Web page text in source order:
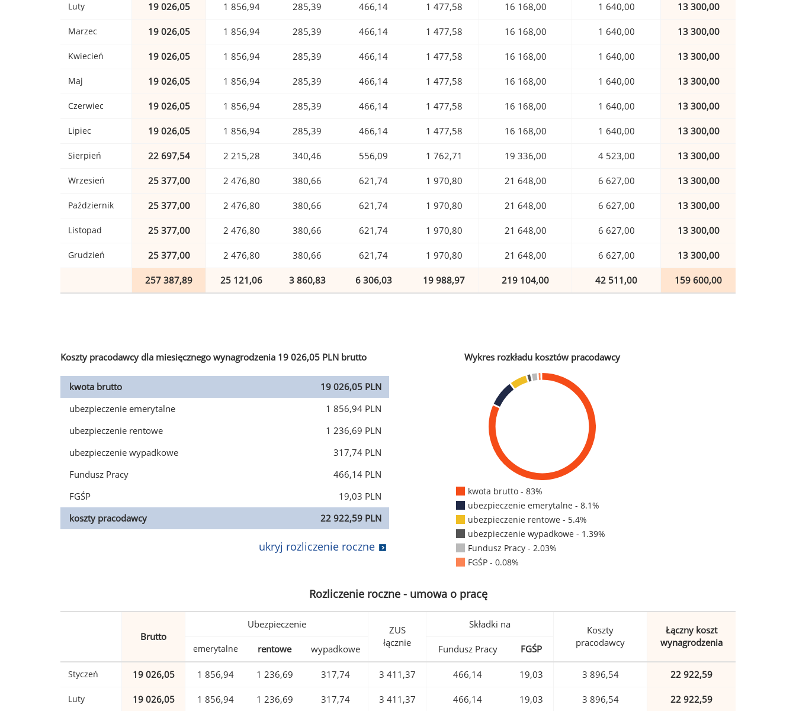
Luty 19 026,05 1 856,94 285,39 466,14 1 477,58 16 168,00 1 640,00 13 300,00
Marzec 19 026,05 1 856,94 285,39 466,14 1 477,58 16 168,00 1 640,00 13 300,00
Kwiecień 19 026,05 1 856,94 285,39 466,14 1 477,58 16 168,00 1 640,00 13 300,00
Maj 19 026,05 1 856,94 285,39 466,14 1 477,58 16 168,00 1 640,00 13 300,00
Czerwiec 19 026,05 1 856,94 285,39 466,14 1 477,58 16 168,00 1 640,00 13 300,00
Lipiec 19 026,05 1 856,94 285,39 466,14 1 477,58 16 168,00 1 640,00 13 300,00
Sierpień 22 697,54 2 215,28 340,46 556,09 1 762,71 19 336,00 4 523,00 13 300,00
Wrzesień 25 377,00 2 476,80 380,66 621,74 1 970,80 21 648,00 6 627,00 13 300,00
Październik 25 377,00 2 476,80 380,66 621,74 1 970,80 21 648,00 6 627,00 13 300,00
Listopad 25 377,00 2 476,80 380,66 621,74 1 970,80 21 648,00 6 627,00 13 300,00
Grudzień 25 377,00 2 476,80 380,66 621,74 1 970,80 21 648,00 6 627,00 13 300,00
257 387,89 25 121,06 3 860,83 6 306,03 19 988,97 219 104,00 42 511,00 159 600,00
Koszty pracodawcy dla miesięcznego wynagrodzenia 19 026,05 PLN brutto
kwota brutto
19 026,05 PLN
ubezpieczenie emerytalne
1 856,94 PLN
ubezpieczenie rentowe
1 236,69 PLN
ubezpieczenie wypadkowe
317,74 PLN
Fundusz Pracy
466,14 PLN
FGŚP
19,03 PLN
koszty pracodawcy
22 922,59 PLN
ukryj rozliczenie roczne
Wykres rozkładu kosztów pracodawcy
kwota brutto - 83%
ubezpieczenie emerytalne - 8.1%
ubezpieczenie rentowe - 5.4%
ubezpieczenie wypadkowe - 1.39%
Fundusz Pracy - 2.03%
FGŚP - 0.08%
Rozliczenie roczne - umowa o pracę
Brutto
Ubezpieczenie
ZUS
łącznie
Składki na
Koszty
pracodawcy
Łączny koszt
wynagrodzenia
emerytalne rentowe wypadkowe Fundusz Pracy FGŚP
Styczeń 19 026,05 1 856,94 1 236,69 317,74 3 411,37 466,14 19,03 3 896,54 22 922,59
Luty 19 026,05 1 856,94 1 236,69 317,74 3 411,37 466,14 19,03 3 896,54 22 922,59